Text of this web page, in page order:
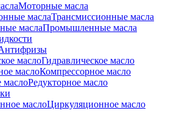
Моторные масла
Трансмиссионные масла
Промышленные масла
Гидравлическое масло
Компрессорное масло
Редукторное масло
Циркуляционное масло